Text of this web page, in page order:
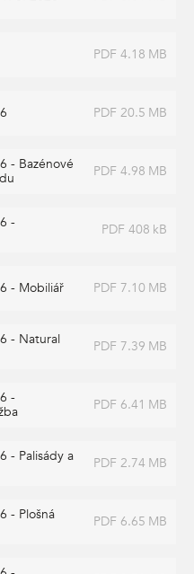
PDF 4.18 MB
PDF 20.5 MB
- Bazénové
PDF 4.98 MB
-
PDF 408 kB
- Mobiliář PDF 7.10 MB
- Natural
PDF 7.39 MB
-
PDF 6.41 MB
- Palisády a
PDF 2.74 MB
- Plošná
PDF 6.65 MB